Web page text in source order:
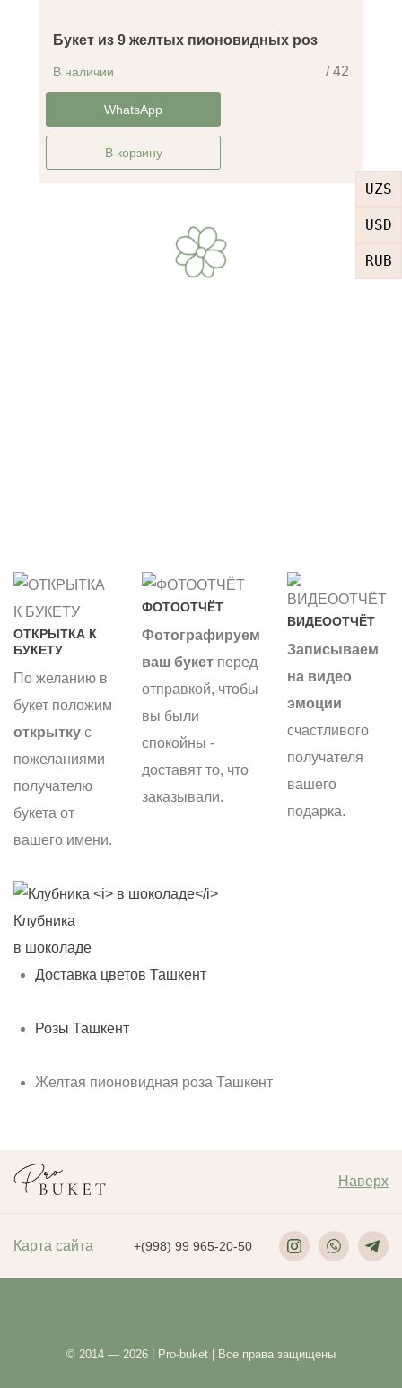
UZS
USD
RUB
Букет из 9 желтых пионовидных роз
/ 42
В наличии
-29%WhatsApp
В корзину
ОТКРЫТКА К
БУКЕТУ
По желанию в
букет положим
открытку с
пожеланиями
получателю
букета от
вашего имени.
ФОТООТЧЁТ
Фотографируем
ваш букет перед
отправкой, чтобы
вы были
спокойны -
доставят то, что
заказывали.
ВИДЕООТЧЁТ
Записываем
на видео
эмоции
счастливого
получателя
вашего
подарка.
Клубника
в шоколаде
Доставка цветов Ташкент
Розы Ташкент
Желтая пионовидная роза Ташкент
Наверх
Карта сайта +(998) 99 965-20-50
© 2014 — 2026 | Pro-buket | Все права защищены